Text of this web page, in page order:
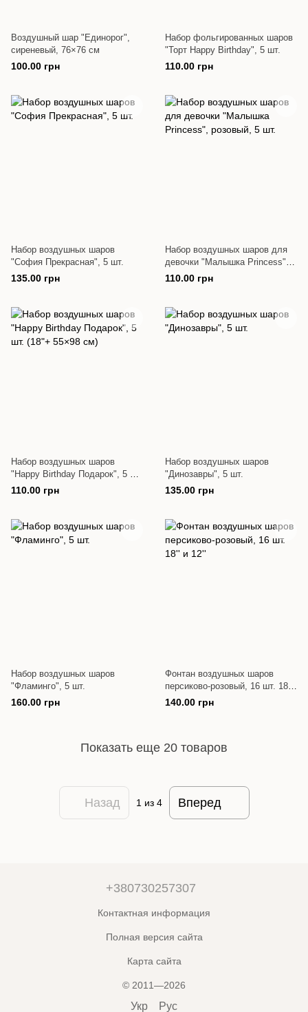
Воздушный шар "Единорог",
сиреневый, 76×76 см
100.00 грн
Набор фольгированных шаров
"Торт Happy Birthday", 5 шт.
110.00 грн
Набор воздушных шаров
"София Прекрасная", 5 шт.
135.00 грн
Набор воздушных шаров для
девочки "Малышка Princess",
розовый, 5 шт.
110.00 грн
Набор воздушных шаров
"Happy Birthday Подарок", 5 шт.
(18"+ 55×98 см)
110.00 грн
Набор воздушных шаров
"Динозавры", 5 шт.
135.00 грн
Набор воздушных шаров
"Фламинго", 5 шт.
160.00 грн
Фонтан воздушных шаров
персиково-розовый, 16 шт. 18''
и 12''
140.00 грн
Показать еще 20 товаров
Назад 1 из 4 Вперед
+380730257307
Контактная информация
Полная версия сайта
Карта сайта
© 2011—2026
Укр Рус